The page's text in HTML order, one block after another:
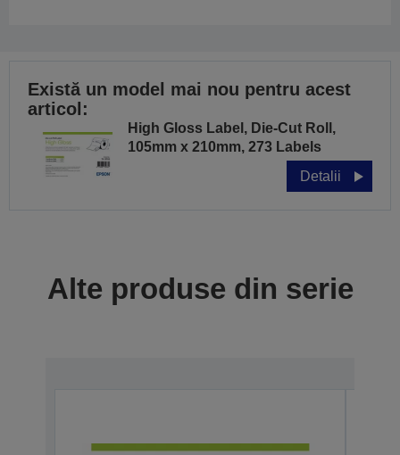
Există un model mai nou pentru acest
articol:
High Gloss Label, Die-Cut Roll,
105mm x 210mm, 273 Labels
Detalii
Alte produse din serie